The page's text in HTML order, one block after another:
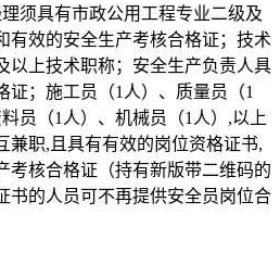
须具有市政公用工程专业二级及
有效的安全生产考核合格证；技术
以上技术职称；安全生产负责人具
证；施工员（1人）、质量员（1
员（1人）、机械员（1人）,以上
兼职,且具有有效的岗位资格证书,
考核合格证（持有新版带二维码的
书的人员可不再提供安全员岗位合